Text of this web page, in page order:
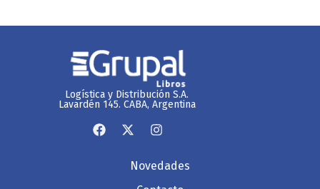
Logística y Distribución S.A.
Lavardén 145. CABA, Argentina
Novedades